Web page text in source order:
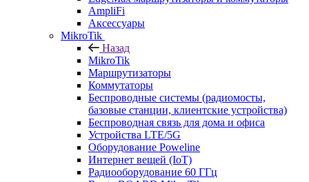
AmpliFi
Аксессуары
MikroTik
Назад
MikroTik
Маршрутизаторы
Коммутаторы
Беспроводные системы (радиомосты,
базовые станции, клиентские устройства)
Беспроводная связь для дома и офиса
Устройства LTE/5G
Оборудование Poweline
Интернет вещей (IoT)
Радиооборудование 60 ГГц